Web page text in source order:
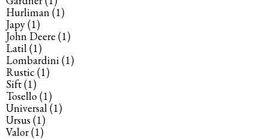
Hurliman(1)
Japy(1)
John Deere (1)
Latil(1)
Lombardini(1)
Rustic (1)
Sift(1)
Tosello(1)
Universal(1)
Ursus (1)
Valor(1)